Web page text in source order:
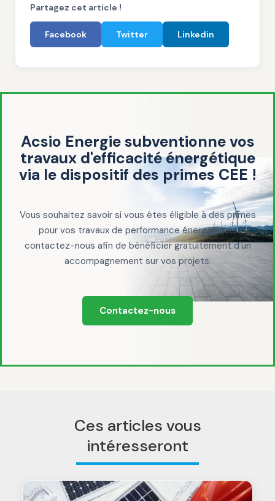
Partagez cet article !
Facebook Twitter Linkedin
Acsio Energie subventionne vos
travaux d'efficacité énergétique
via le dispositif des primes CEE !
Vous souhaitez savoir si vous êtes éligible à des primes
pour vos travaux de performance énergétique,
contactez-nous afin de bénéficier gratuitement d'un
accompagnement sur vos projets.
Contactez-nous
Ces articles vous
intéresseront